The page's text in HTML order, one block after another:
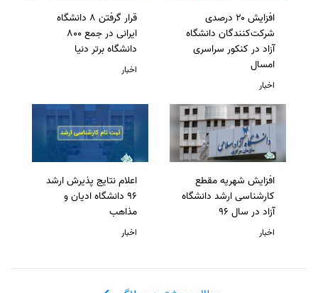
افزایش ۲۰ درصدی
شرکت‌کنندگان دانشگاه
آزاد در کنکور سراسری
امسال
اخبار
قرار گرفتن 8 دانشگاه
ایرانی در جمع 800
دانشگاه برتر دنیا
اخبار
افزایش شهریه مقطع
کارشناسی ارشد دانشگاه
آزاد در سال 96
اخبار
اعلام نتایج پذیرش ارشد
96 دانشگاه ادیان و
مذاهب
اخبار